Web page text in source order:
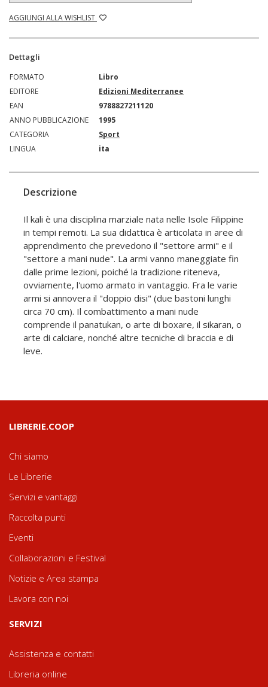
AGGIUNGI ALLA WISHLIST
Dettagli
FORMATO
Libro
EDITORE
Edizioni Mediterranee
EAN
9788827211120
ANNO PUBBLICAZIONE
1995
CATEGORIA
Sport
LINGUA
ita
Descrizione
Il kali è una disciplina marziale nata nelle Isole Filippine
in tempi remoti. La sua didattica è articolata in aree di
apprendimento che prevedono il "settore armi" e il
"settore a mani nude". La armi vanno maneggiate fin
dalle prime lezioni, poiché la tradizione riteneva,
ovviamente, l'uomo armato in vantaggio. Fra le varie
armi si annovera il "doppio disi" (due bastoni lunghi
circa 70 cm). Il combattimento a mani nude
comprende il panatukan, o arte di boxare, il sikaran, o
arte di calciare, nonché altre tecniche di braccia e di
leve.
LIBRERIE.COOP
Chi siamo
Le Librerie
Servizi e vantaggi
Raccolta punti
Eventi
Collaborazioni e Festival
Notizie e Area stampa
Lavora con noi
SERVIZI
Assistenza e contatti
Libreria online